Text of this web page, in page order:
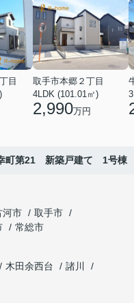
目
取手市本郷２丁目
4LDK (101.01㎡)
2,990万円
町第21 新築戸建て 1号棟
河市
取手市
常総市
木田余西台
諸川